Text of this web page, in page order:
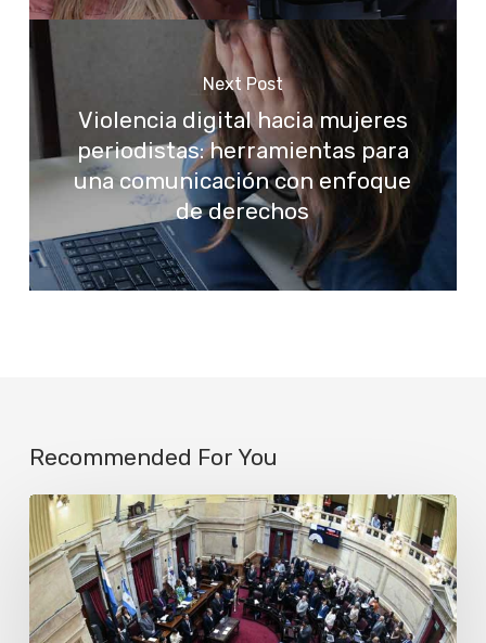
Next Post
Violencia digital hacia mujeres
periodistas: herramientas para
una comunicación con enfoque
de derechos
Recommended For You
Más
de
cien
organizaciones